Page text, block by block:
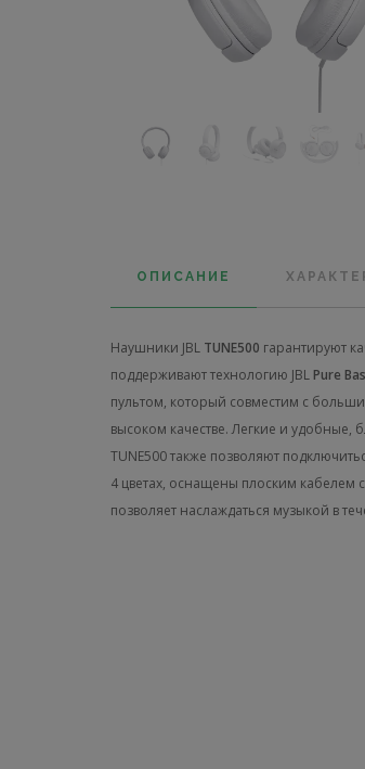
ОПИСАНИЕ
Наушники JBL TUNE500 гарантируют
поддерживают технологию JBL Pure
пультом, который совместим с
высоком качестве. Легкие и
TUNE500 также позволяют
4 цветах, оснащены плоским кабелем
позволяет наслаждаться музыкой в